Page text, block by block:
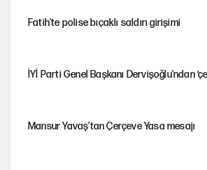
Fatih’te polise bıçaklı saldırı girişimi
İYİ Parti Genel Başkanı Dervişoğlu'ndan
Mansur Yavaş’tan Çerçeve Yasa mesajı